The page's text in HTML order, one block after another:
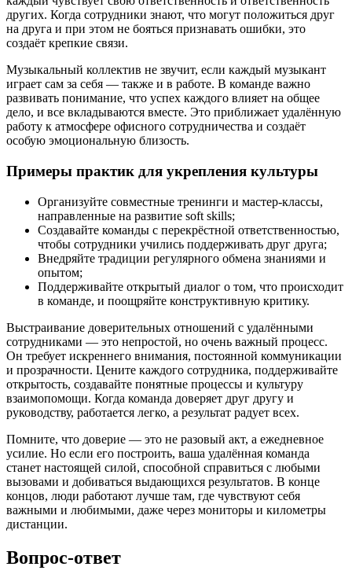
других. Когда сотрудники знают, что могут положиться друг
на друга и при этом не бояться признавать ошибки, это
создаёт крепкие связи.
Музыкальный коллектив не звучит, если каждый музыкант
играет сам за себя — также и в работе. В команде важно
развивать понимание, что успех каждого влияет на общее
дело, и все вкладываются вместе. Это приближает удалённую
работу к атмосфере офисного сотрудничества и создаёт
особую эмоциональную близость.
Примеры практик для укрепления культуры
Организуйте совместные тренинги и мастер-классы,
направленные на развитие soft skills;
Создавайте команды с перекрёстной ответственностью,
чтобы сотрудники учились поддерживать друг друга;
Внедряйте традиции регулярного обмена знаниями и
опытом;
Поддерживайте открытый диалог о том, что происходит
в команде, и поощряйте конструктивную критику.
Выстраивание доверительных отношений с удалёнными
сотрудниками — это непростой, но очень важный процесс.
Он требует искреннего внимания, постоянной коммуникации
и прозрачности. Цените каждого сотрудника, поддерживайте
открытость, создавайте понятные процессы и культуру
взаимопомощи. Когда команда доверяет друг другу и
руководству, работается легко, а результат радует всех.
Помните, что доверие — это не разовый акт, а ежедневное
усилие. Но если его построить, ваша удалённая команда
станет настоящей силой, способной справиться с любыми
вызовами и добиваться выдающихся результатов. В конце
концов, люди работают лучше там, где чувствуют себя
важными и любимыми, даже через мониторы и километры
дистанции.
Вопрос-ответ